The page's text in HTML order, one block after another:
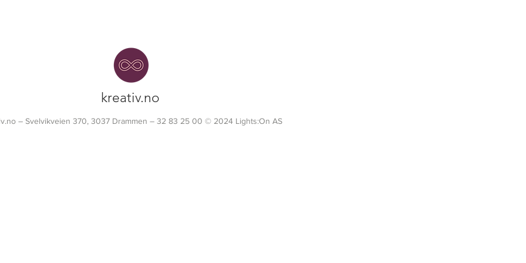
kreativ.no
– Svelvikveien 370, 3037 Drammen – 32 83 25 00 © 2024 Lights:On AS